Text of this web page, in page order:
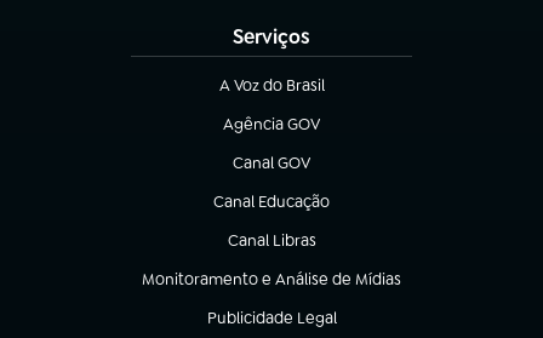
Serviços
A Voz do Brasil
(abre em nova aba)
Agência GOV
(abre em nova aba)
Canal GOV
(abre em nova aba)
Canal Educação
(abre em nova aba)
Canal Libras
(abre em nova aba)
Monitoramento e Análise de Mídias
(abre em nova aba)
Publicidade Legal
(abre em nova aba)